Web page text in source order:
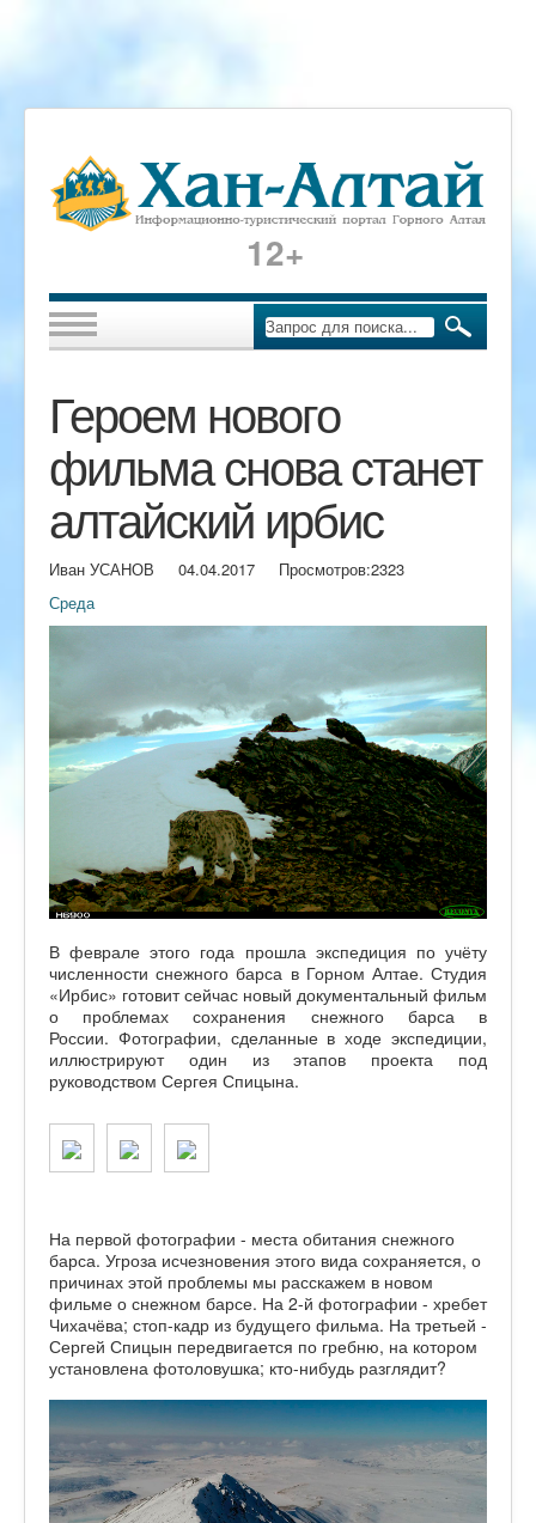
12+
Героем нового
фильма снова станет
алтайский ирбис
Иван УСАНОВ 04.04.2017 Просмотров:2323
Среда
В феврале этого года прошла экспедиция по учёту
численности снежного барса в Горном Алтае. Студия
«Ирбис» готовит сейчас новый документальный фильм
о проблемах сохранения снежного барса в
России. Фотографии, сделанные в ходе экспедиции,
иллюстрируют один из этапов проекта под
руководством Сергея Спицына.
На первой фотографии - места обитания снежного
барса. Угроза исчезновения этого вида сохраняется, о
причинах этой проблемы мы расскажем в новом
фильме о снежном барсе. На 2-й фотографии - хребет
Чихачёва; стоп-кадр из будущего фильма. На третьей -
Сергей Спицын передвигается по гребню, на котором
установлена фотоловушка; кто-нибудь разглядит?